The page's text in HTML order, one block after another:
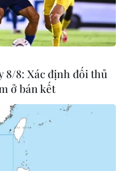
hệ đối tác, từ đó thu hút
vực.
8/8: Xác định đối thủ
ở bán kết